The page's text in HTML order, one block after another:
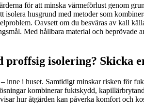
för att minska värmeförlust genom
isolera husgrund med metoder som
Oavsett om du besväras av kall
Med hållbara material och
isolering? Skicka
inne i huset. Samtidigt minskar risken
kombinerar fuktskydd,
hur åtgärden kan påverka komfort och